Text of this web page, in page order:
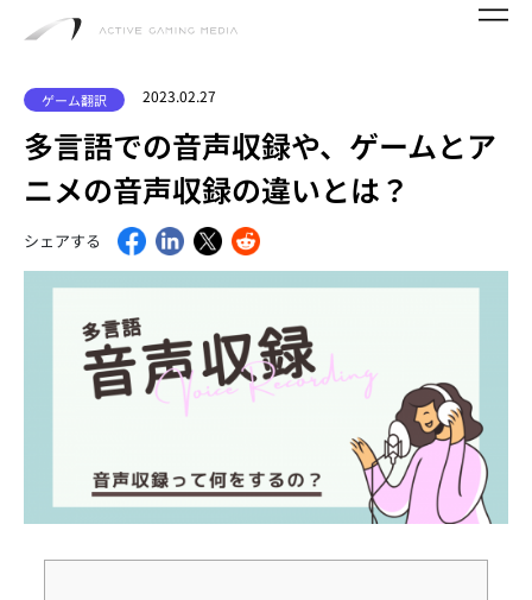
ゲーム翻訳 2023.02.27
多言語での音声収録や、ゲームとア
ニメの音声収録の違いとは？
シェアする